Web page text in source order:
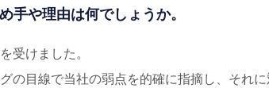
手や理由は何でしょうか。
受けました。
の目線で当社の弱点を的確に指摘し、それ